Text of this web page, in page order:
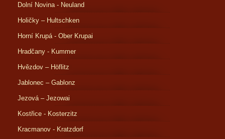
Dolní Novina - Neuland
Holičky – Hultschken
Horní Krupá - Ober Krupai
Hradčany - Kummer
Hvězdov – Höflitz
Jablonec – Gablonz
Jezová – Jezowai
Kostřice - Kosterzitz
Kracmanov - Kratzdorf